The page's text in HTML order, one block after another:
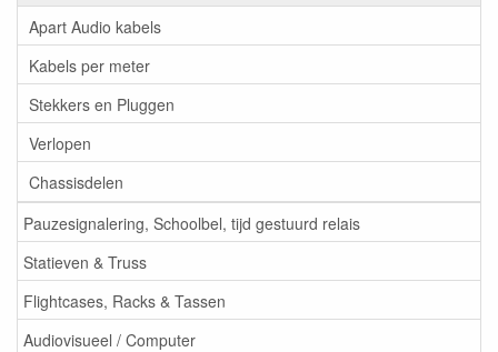
Apart Audio kabels
Kabels per meter
Stekkers en Pluggen
Verlopen
Chassisdelen
Pauzesignalering, Schoolbel, tijd gestuurd relais
Statieven & Truss
Flightcases, Racks & Tassen
Audiovisueel / Computer